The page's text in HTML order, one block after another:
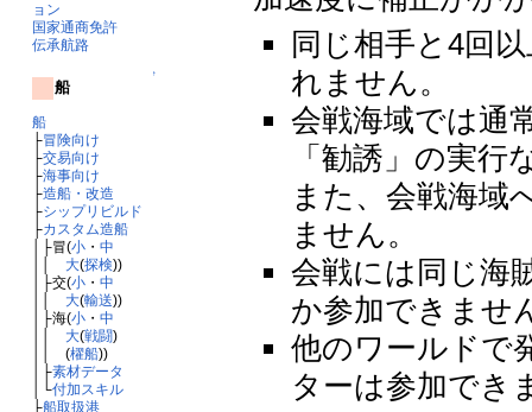
ョン
国家通商免許
伝承航路
↑
船
船
├冒険向け
├交易向け
├海事向け
├造船・改造
├シップリビルド
├カスタム造船
│├冒(小・ 中
大(探検))
│├交(小・ 中
大(輸送))
│├海(小・ 中
大(戦闘)
││ (櫂船))
│├素材データ
│└付加スキル
├船取扱港
同じ相手と4回
れません。
会戦海域では通
「勧誘」の実
また、会戦海域
ません。
会戦には同じ海
か参加できませ
他のワールドで
ターは参加でき